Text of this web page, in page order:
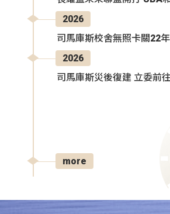
2026
司馬庫斯校舍無照卡關22
2026
司馬庫斯災後復建 立委前
more